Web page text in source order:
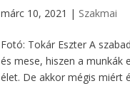
márc 10, 2021 | Szakmai
Fotó: Tokár Eszter A
és mese, hiszen a munkák
élet. De akkor mégis miért